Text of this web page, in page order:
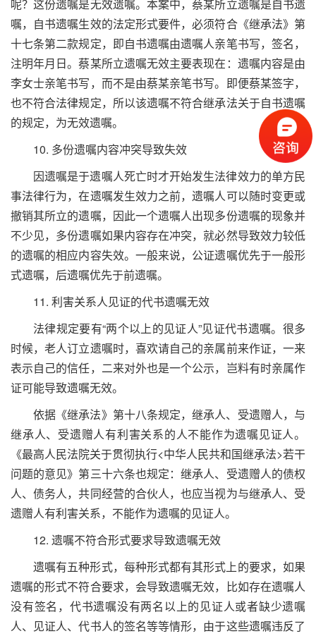
呢？这份遗嘱是无效遗嘱。本案中，蔡某所立遗嘱是自书遗
嘱，自书遗嘱生效的法定形式要件，必须符合《继承法》第
十七条第二款规定，即自书遗嘱由遗嘱人亲笔书写，签名，
注明年月日。蔡某所立遗嘱无效主要表现在：遗嘱内容是由
李女士亲笔书写，而不是由蔡某亲笔书写。即便蔡某签字，
也不符合法律规定，所以该遗嘱不符合继承法关于自书遗嘱
的规定，为无效遗嘱。
10. 多份遗嘱内容冲突导致失效
因遗嘱是于遗嘱人死亡时才开始发生法律效力的单方民
事法律行为，在遗嘱发生效力之前，遗嘱人可以随时变更或
撤销其所立的遗嘱，因此一个遗嘱人出现多份遗嘱的现象并
不少见，多份遗嘱如果内容存在冲突，就必然导致效力较低
的遗嘱的相应内容失效。一般来说，公证遗嘱优先于一般形
式遗嘱，后遗嘱优先于前遗嘱。
11. 利害关系人见证的代书遗嘱无效
法律规定要有“两个以上的见证人”见证代书遗嘱。很多
时候，老人订立遗嘱时，喜欢请自己的亲属前来作证，一来
表示自己的信任，二来对外也是一个公示，岂料有时亲属作
证可能导致遗嘱无效。
依据《继承法》第十八条规定，继承人、受遗赠人，与
继承人、受遗赠人有利害关系的人不能作为遗嘱见证人。
《最高人民法院关于贯彻执行<中华人民共和国继承法>若干
问题的意见》第三十六条也规定：继承人、受遗赠人的债权
人、债务人，共同经营的合伙人，也应当视为与继承人、受
遗赠人有利害关系，不能作为遗嘱的见证人。
12. 遗嘱不符合形式要求导致遗嘱无效
遗嘱有五种形式，每种形式都有其形式上的要求，如果
遗嘱的形式不符合要求，会导致遗嘱无效，比如存在遗嘱人
没有签名，代书遗嘱没有两名以上的见证人或者缺少遗嘱
人、见证人、代书人的签名等等情形，由于这些遗嘱违反了